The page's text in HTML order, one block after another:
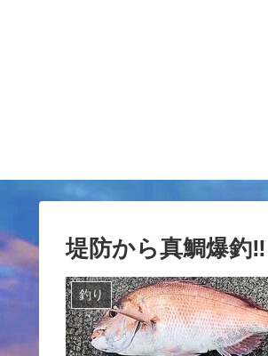
堤防から真鯛爆釣‼️
釣り